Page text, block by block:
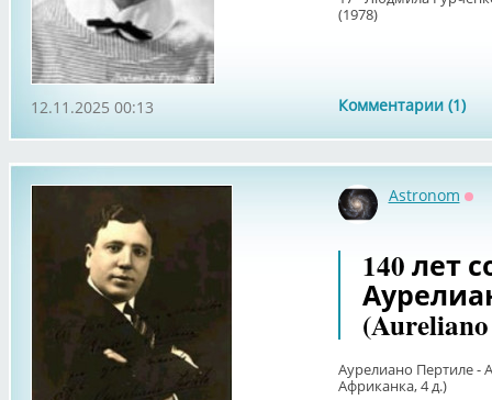
(1978)
Комментарии (1)
12.11.2025 00:13
Astronom
140 лет
Аурелиано Пертиле -
Африканка, 4 д.)